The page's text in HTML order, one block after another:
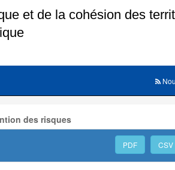
des risques
PDF CSV